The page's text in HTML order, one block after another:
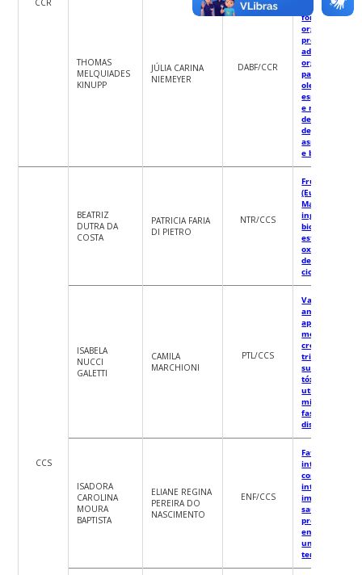
THOMAS
MELQUIADES
KINUPP
JÚLIA CARINA
NIEMEYER
DABF/CCR
de perfuração
fontes de
orgânica na
produção de
adubo
para o cultivo
oleaginosas,
espécies
e na
de áreas
degradadas:
aspectos
e biológicos
CCS
BEATRIZ
DUTRA DA
COSTA
PATRICIA FARIA
DI PIETRO
NTR/CCS
Fruto Juçara
(Euterpe
Martius):
ingestão sobre
estresse
oxidativo,
desempenho
ciclistas
ISABELA
NUCCI
GALETTI
CAMILA
MARCHIONI
PTL/CCS
Validação
analítica e
aplicação de
método
triagem de
substâncias
tóxicas em
utilizando
fase sólida
dispersiva (d-
ISADORA
CAROLINA
MOURA
BAPTISTA
ELIANE REGINA
PEREIRA DO
NASCIMENTO
ENF/CCS
Fatores que
interferem na
comunicação
interpessoal e
impactam na
saúde dos
profissionais
enfermagem
uma unidade
terapia